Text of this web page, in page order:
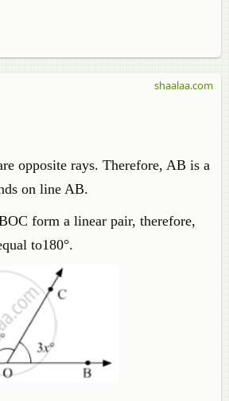
opposite rays. Therefore, AB is a
on line AB.
form a linear pair, therefore,
to180°.
shaalaa.com